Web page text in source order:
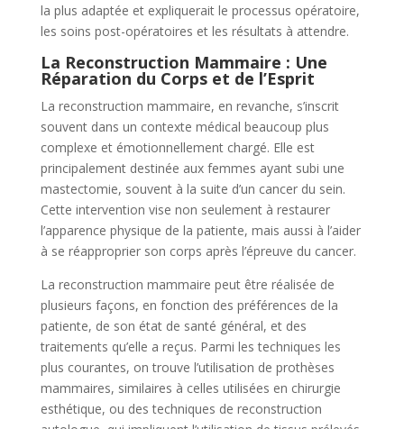
la plus adaptée et expliquerait le processus opératoire,
les soins post-opératoires et les résultats à attendre.
La Reconstruction Mammaire : Une
Réparation du Corps et de l’Esprit
La reconstruction mammaire, en revanche, s’inscrit
souvent dans un contexte médical beaucoup plus
complexe et émotionnellement chargé. Elle est
principalement destinée aux femmes ayant subi une
mastectomie, souvent à la suite d’un cancer du sein.
Cette intervention vise non seulement à restaurer
l’apparence physique de la patiente, mais aussi à l’aider
à se réapproprier son corps après l’épreuve du cancer.
La reconstruction mammaire peut être réalisée de
plusieurs façons, en fonction des préférences de la
patiente, de son état de santé général, et des
traitements qu’elle a reçus. Parmi les techniques les
plus courantes, on trouve l’utilisation de prothèses
mammaires, similaires à celles utilisées en chirurgie
esthétique, ou des techniques de reconstruction